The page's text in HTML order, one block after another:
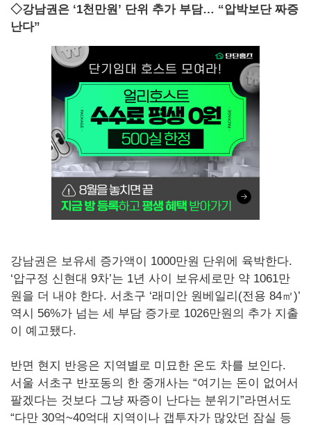
◇강남권은 ‘1천만원’ 단위 추가 부담… “압박보단 짜증
난다”
강남권은 보유세 증가액이 1000만원 단위에 육박한다.
‘압구정 신현대 9차’는 1년 사이 보유세로만 약 1061만
원을 더 내야 한다. 서초구 ‘래미안 원베일리(전용 84㎡)’
역시 56%가 넘는 세 부담 증가로 1026만원의 추가 지출
이 예고됐다.
반면 현지 반응은 지역별로 미묘한 온도 차를 보인다.
서울 서초구 반포동의 한 중개사는 “여기는 돈이 없어서
팔겠다는 것보다 그냥 짜증이 난다는 분위기”라면서도
“다만 30억~40억대 지역이나 갭투자가 많았던 잠실 등